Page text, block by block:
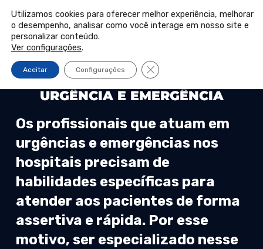
Pular
para
conteúdo
PORTAL DO PROFESSOR PORTAL DO ALUNO
CURSO DE PÓS-GRADUAÇÃO PRESENCIAL
URGÊNCIA E EMERGÊNCIA
Os profissionais que atuam em
urgências e emergências nos
hospitais precisam de
habilidades específicas para
atender aos pacientes de forma
assertiva e rápida. Por esse
motivo, ser especializado nesse
Utilizamos cookies para oferecer melhor experiência, melhorar
o desempenho, analisar como você interage em nosso site e
personalizar conteúdo.
Ver configurações.
Aceitar Configurações Close GDPR Cookie Banner